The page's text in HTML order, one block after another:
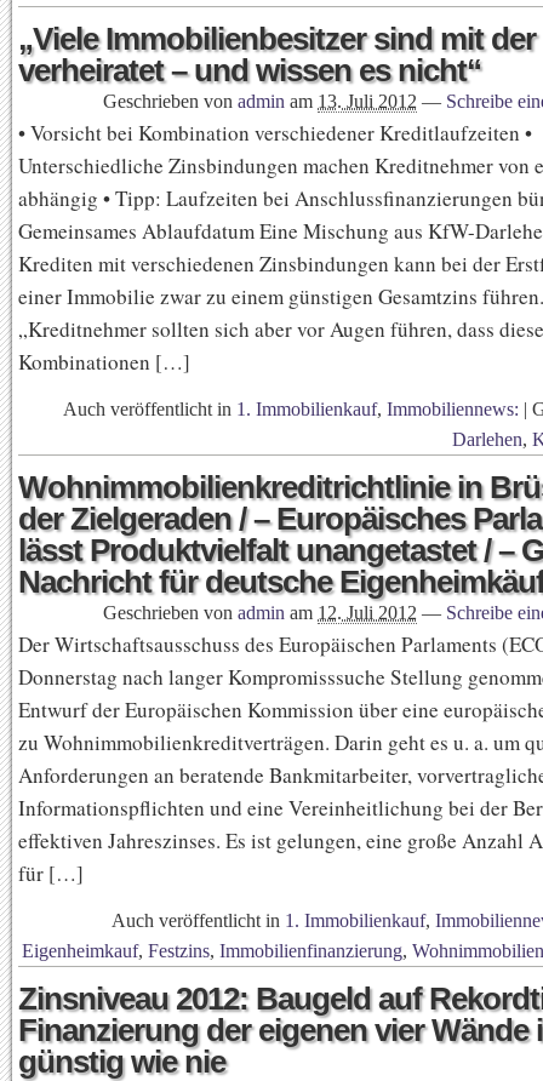
„Viele Immobilienbesitzer sind mit
verheiratet – und wissen es nicht“
Geschrieben von admin am 13. Juli 2012 — Schreibe
• Vorsicht bei Kombination verschiedener Kreditlaufzeiten •
Unterschiedliche Zinsbindungen machen Kreditnehmer von
abhängig • Tipp: Laufzeiten bei Anschlussfinanzierungen
Gemeinsames Ablaufdatum Eine Mischung aus KfW-
Krediten mit verschiedenen Zinsbindungen kann bei der
einer Immobilie zwar zu einem günstigen Gesamtzins führen.
„Kreditnehmer sollten sich aber vor Augen führen, dass diese
Kombinationen […]
Auch veröffentlicht in 1. Immobilienkauf, Immobiliennews: |
Darlehen,
Wohnimmobilienkreditrichtlinie in
der Zielgeraden / – Europäisches
lässt Produktvielfalt unangetastet / –
Nachricht für deutsche
Geschrieben von admin am 12. Juli 2012 — Schreibe
Der Wirtschaftsausschuss des Europäischen Parlaments
Donnerstag nach langer Kompromisssuche Stellung
Entwurf der Europäischen Kommission über eine
zu Wohnimmobilienkreditverträgen. Darin geht es u. a. um
Anforderungen an beratende Bankmitarbeiter,
Informationspflichten und eine Vereinheitlichung bei der
effektiven Jahreszinses. Es ist gelungen, eine große Anzahl
für […]
Auch veröffentlicht in 1. Immobilienkauf,
Eigenheimkauf, Festzins, Immobilienfinanzierung,
Zinsniveau 2012: Baugeld auf
Finanzierung der eigenen vier Wände
günstig wie nie